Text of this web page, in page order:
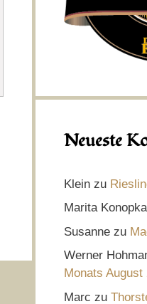
Neueste
Klein zu
Marita Konopka
Susanne zu
Werner
Monats
Marc zu